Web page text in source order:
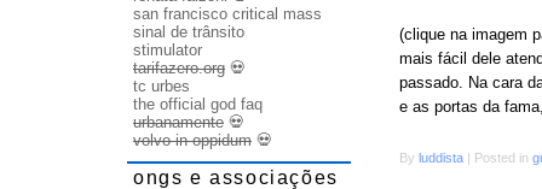
(clique na imagem
mais fácil dele
passado. Na cara
e as portas da
By luddista Posted in
san francisco critical mass
sinal de trânsito
stimulator
tarifazero.org 💀
tc urbes
the official god faq
urbanamente 💀
volvo in oppidum 💀
ongs e associações